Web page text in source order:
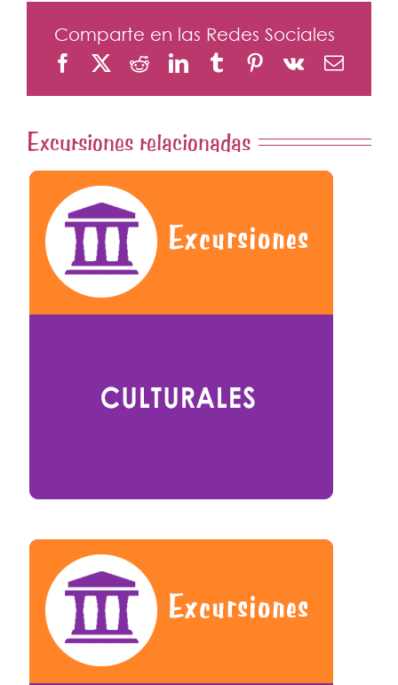
Comparte en las Redes Sociales
Excursiones relacionadas